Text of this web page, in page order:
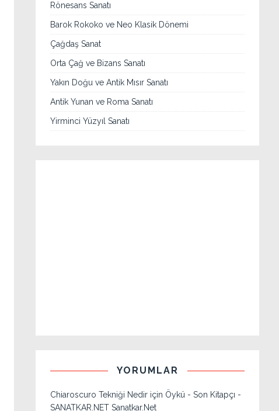
Rönesans Sanatı
Barok Rokoko ve Neo Klasik Dönemi
Çağdaş Sanat
Orta Çağ ve Bizans Sanatı
Yakın Doğu ve Antik Mısır Sanatı
Antik Yunan ve Roma Sanatı
Yirminci Yüzyıl Sanatı
YORUMLAR
Chiaroscuro Tekniği Nedir için Öykü - Son Kitapçı -
SANATKAR.NET Sanatkar.Net